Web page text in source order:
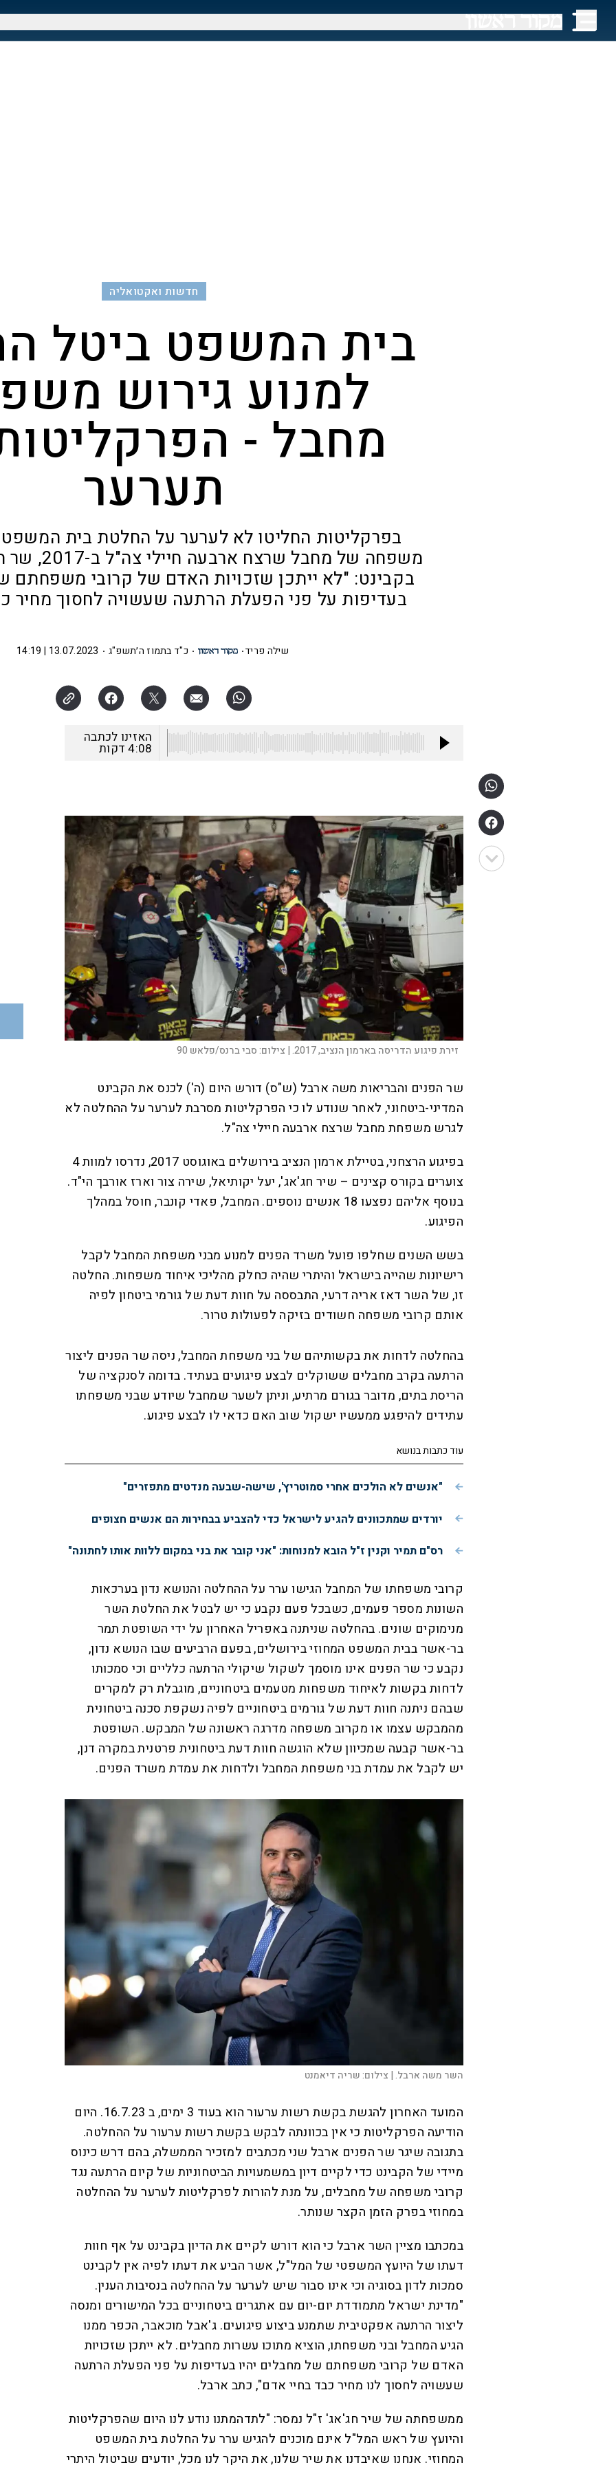
חדשות ואקטואליה
בית המשפט ביטל
למנוע גירוש
מחבל -
תערער
בפרקליטות החליטו לא לערער על החלטת בית המשפט
משפחה של מחבל
בקבינט: "לא ייתכן שזכויות האדם של קרובי משפחתם
בעדיפות על פני הפעלת הרתעה שעשויה לחסוך מחיר
שילה פריד כ"ד בתמוז ה׳תשפ"ג 13.07.2023 | 14:19
האזינו לכתבה
4:08דקות
זירת פיגוע הדריסה בארמון הנציב, 2017. | צילום:סבי ברנס/פלאש 90
שר הפנים והבריאות משה ארבל (ש"ס) דורש היום (ה') לכנס את הקבינט
המדיני-ביטחוני, לאחר שנודע לו כי הפרקליטות מסרבת לערער על ההחלטה לא
לגרש משפחת מחבל שרצח ארבעה חיילי צה"ל.
בפיגוע הרצחני, בטיילת ארמון הנציב בירושלים באוגוסט 2017, נדרסו למוות 4
צוערים בקורס קצינים – שיר חג'אג', יעל יקותיאל, שירה צור וארז אורבך הי"ד.
בנוסף אליהם נפצעו 18 אנשים נוספים. המחבל, פאדי קונבר, חוסל במהלך
הפיגוע.
בשש השנים שחלפו פועל משרד הפנים למנוע מבני משפחת המחבל לקבל
רישיונות שהייה בישראל והיתרי שהיה כחלק מהליכי איחוד משפחות. החלטה
זו, של השר דאז אריה דרעי, התבססה על חוות דעת של גורמי ביטחון לפיה
אותם קרובי משפחה חשודים בזיקה לפעולות טרור.
בהחלטה לדחות את בקשותיהם של בני משפחת המחבל, ניסה שר הפנים ליצור
הרתעה בקרב מחבלים ששוקלים לבצע פיגועים בעתיד. בדומה לסנקציה של
הריסת בתים, מדובר בגורם מרתיע, וניתן לשער שמחבל שיודע שבני משפחתו
עתידים להיפגע ממעשיו ישקול שוב האם כדאי לו לבצע פיגוע.
עוד כתבות בנושא
"אנשים לא הולכים אחרי סמוטריץ', שישה-שבעה מנדטים מתפזרים"
יורדים שמתכוונים להגיע לישראל כדי להצביע בבחירות הם אנשים חצופים
רס"ם תמיר וקנין ז"ל הובא למנוחות: "אני קובר את בני במקום ללוות אותו לחתונה"
קרובי משפחתו של המחבל הגישו ערר על ההחלטה והנושא נדון בערכאות
השונות מספר פעמים, כשבכל פעם נקבע כי יש לבטל את החלטת השר
מנימוקים שונים. בהחלטה שניתנה באפריל האחרון על ידי השופטת תמר
בר-אשר בבית המשפט המחוזי בירושלים, בפעם הרביעים שבו הנושא נדון,
נקבע כי שר הפנים אינו מוסמך לשקול שיקולי הרתעה כלליים וכי סמכותו
לדחות בקשות לאיחוד משפחות מטעמים ביטחוניים, מוגבלת רק למקרים
שבהם ניתנה חוות דעת של גורמים ביטחוניים לפיה נשקפת סכנה ביטחונית
מהמבקש עצמו או מקרוב משפחה מדרגה ראשונה של המבקש. השופטת
בר-אשר קבעה שמכיוון שלא הוגשה חוות דעת ביטחונית פרטנית במקרה דנן,
יש לקבל את עמדת בני משפחת המחבל ולדחות את עמדת משרד הפנים.
השר משה ארבל. | צילום:שריה דיאמנט
המועד האחרון להגשת בקשת רשות ערעור הוא בעוד 3 ימים, ב 16.7.23. היום
הודיעה הפרקליטות כי אין בכוונתה לבקש בקשת רשות ערעור על ההחלטה.
בתגובה שיגר שר הפנים ארבל שני מכתבים למזכיר הממשלה, בהם דרש כינוס
מיידי של הקבינט כדי לקיים דיון במשמעויות הביטחוניות של קיום הרתעה נגד
קרובי משפחה של מחבלים, על מנת להורות לפרקליטות לערער על ההחלטה
במחוזי בפרק הזמן הקצר שנותר.
במכתבו מציין השר ארבל כי הוא דורש לקיים את הדיון בקבינט על אף חוות
דעתו של היועץ המשפטי של המל"ל, אשר הביע את דעתו לפיה אין לקבינט
סמכות לדון בסוגיה וכי אינו סבור שיש לערער על ההחלטה בנסיבות הענין.
"מדינת ישראל מתמודדת יום-יום עם אתגרים ביטחוניים בכל המישורים ומנסה
ליצור הרתעה אפקטיבית שתמנע ביצוע פיגועים. ג'אבל מוכאבר, הכפר ממנו
הגיע המחבל ובני משפחתו, הוציא מתוכו עשרות מחבלים. לא ייתכן שזכויות
האדם של קרובי משפחתם של מחבלים יהיו בעדיפות על פני הפעלת הרתעה
שעשויה לחסוך לנו מחיר כבד בחיי אדם", כתב ארבל.
ממשפחתה של שיר חג'אג' ז"ל נמסר: "לתדהמתנו נודע לנו היום שהפרקליטות
והיועץ של ראש המל"ל אינם מוכנים להגיש ערר על החלטת בית המשפט
המחוזי. אנחנו שאיבדנו את שיר שלנו, את היקר לנו מכל, יודעים שביטול היתרי